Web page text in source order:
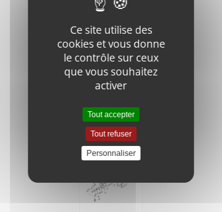
WP80-27
Hose band
5,25€ HT
Ajouter
au
panier
Détails
Ce site utilise des
cookies et vous donne
le contrôle sur ceux
que vous souhaitez
activer
Tout accepter
Tout refuser
Personnaliser